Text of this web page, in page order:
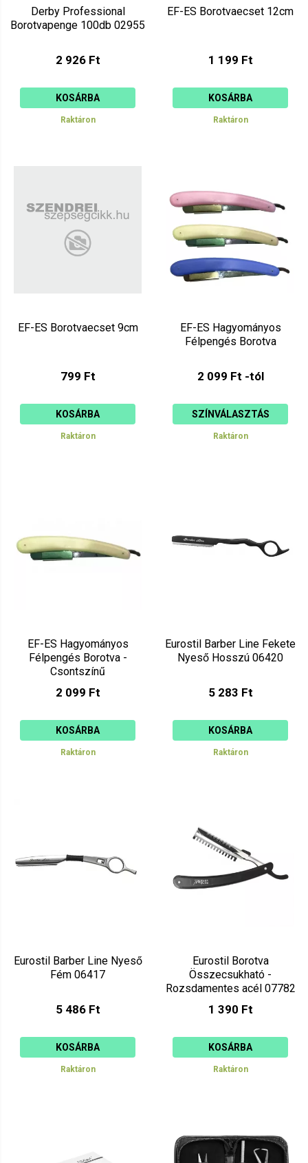
Derby Professional
Borotvapenge 100db 02955
2 926 Ft
KOSÁRBA
Raktáron
EF-ES Borotvaecset 12cm
1 199 Ft
KOSÁRBA
Raktáron
EF-ES Borotvaecset 9cm
799 Ft
KOSÁRBA
Raktáron
EF-ES Hagyományos
Félpengés Borotva
2 099 Ft -tól
SZÍNVÁLASZTÁS
Raktáron
EF-ES Hagyományos
Félpengés Borotva -
Csontszínű
2 099 Ft
KOSÁRBA
Raktáron
Eurostil Barber Line Fekete
Nyeső Hosszú 06420
5 283 Ft
KOSÁRBA
Raktáron
Eurostil Barber Line Nyeső
Fém 06417
5 486 Ft
KOSÁRBA
Raktáron
Eurostil Borotva
Összecsukható -
Rozsdamentes acél 07782
1 390 Ft
KOSÁRBA
Raktáron